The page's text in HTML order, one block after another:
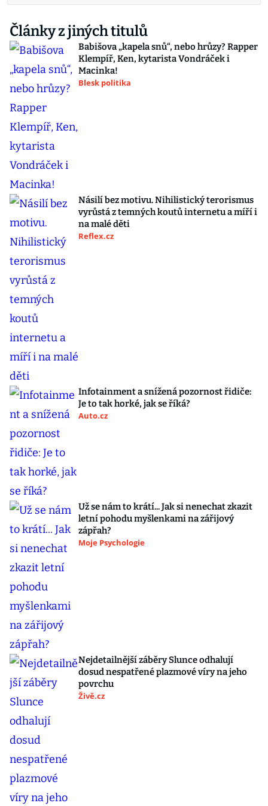
Články z jiných titulů
Babišova „kapela snů“, nebo hrůzy? Rapper
Klempíř, Ken, kytarista Vondráček i
Macinka!
Blesk politika
Násilí bez motivu. Nihilistický terorismus
vyrůstá z temných koutů internetu a míří i
na malé děti
Reflex.cz
Infotainment a snížená pozornost řidiče:
Je to tak horké, jak se říká?
Auto.cz
Už se nám to krátí... Jak si nenechat zkazit
letní pohodu myšlenkami na zářijový
zápřah?
Moje Psychologie
Nejdetailnější záběry Slunce odhalují
dosud nespatřené plazmové víry na jeho
povrchu
Živě.cz